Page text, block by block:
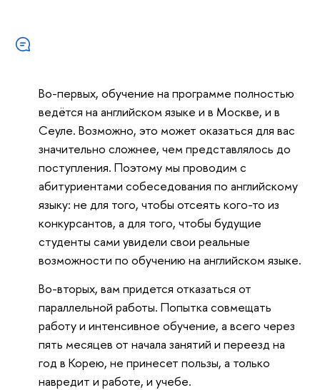
Во-первых, обучение на программе полностью
ведётся на английском языке и в Москве, и в
Сеуле. Возможно, это может оказаться для вас
значительно сложнее, чем представлялось до
поступления. Поэтому мы проводим с
абитуриентами собеседования по английскому
языку: не для того, чтобы отсеять кого-то из
конкурсантов, а для того, чтобы будущие
студенты сами увидели свои реальные
возможности по обучению на английском языке.
Во-вторых, вам придется отказаться от
параллельной работы. Попытка совмещать
работу и интенсивное обучение, а всего через
пять месяцев от начала занятий и переезд на
год в Корею, не принесет пользы, а только
навредит и работе, и учебе.